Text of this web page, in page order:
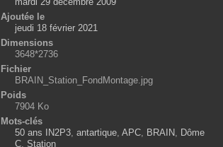
Ajoutée le
jeudi 18 février 2021
Dimensions
3648*2736
Fichier
BRAIN_Station_FondMontage.jpg
Poids
7904 Ko
Mots-clés
50 ans IN2P3, antartique, APC, BRAIN
Dôme
C, Station